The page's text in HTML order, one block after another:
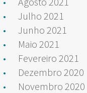
Julho 2021
Junho 2021
Maio 2021
Fevereiro 2021
Dezembro 2020
Novembro 2020